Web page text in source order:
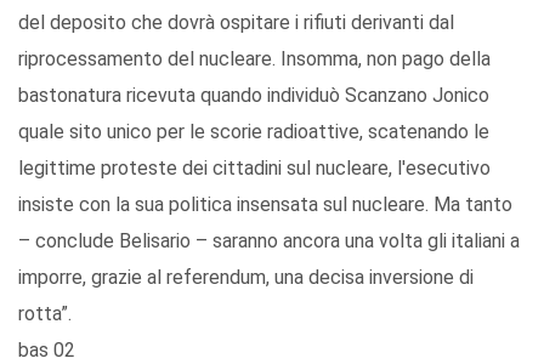
del deposito che dovrà ospitare i rifiuti derivanti dal
riprocessamento del nucleare. Insomma, non pago della
bastonatura ricevuta quando individuò Scanzano Jonico
quale sito unico per le scorie radioattive, scatenando le
legittime proteste dei cittadini sul nucleare, l'esecutivo
insiste con la sua politica insensata sul nucleare. Ma tanto
– conclude Belisario – saranno ancora una volta gli italiani a
imporre, grazie al referendum, una decisa inversione di
rotta”.
bas 02